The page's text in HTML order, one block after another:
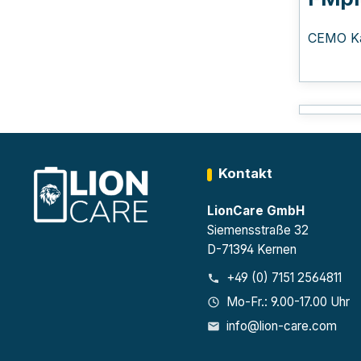
CEMO
Kontakt
LionCare GmbH
Siemensstraße 32
D-71394 Kernen
+49 (0) 7151 2564811
Mo-Fr.: 9.00-17.00 Uhr
info@lion-care.com